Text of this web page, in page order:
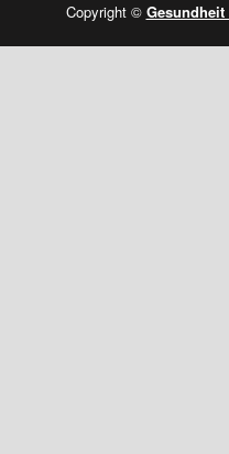
Copyright © Gesundheit